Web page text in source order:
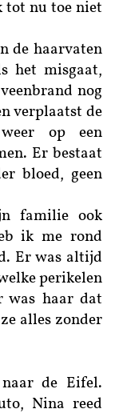
tot nu toe niet
de haarvaten
het misgaat,
nog
verplaatst de
op een
Er bestaat
bloed, geen
familie ook
ik me rond
Er was altijd
perikelen
was haar dat
alles zonder
naar de Eifel.
Nina reed